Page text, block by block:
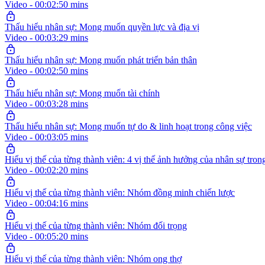
Video - 00:02:50 mins
Thấu hiểu nhân sự: Mong muốn quyền lực và địa vị
Video - 00:03:29 mins
Thấu hiểu nhân sự: Mong muốn phát triển bản thân
Video - 00:02:50 mins
Thấu hiểu nhân sự: Mong muốn tài chính
Video - 00:03:28 mins
Thấu hiểu nhân sự: Mong muốn tự do & linh hoạt trong công việc
Video - 00:03:05 mins
Hiểu vị thế của từng thành viên: 4 vị thế ảnh hưởng của nhân sự
Video - 00:02:20 mins
Hiểu vị thế của từng thành viên: Nhóm đồng minh chiến lược
Video - 00:04:16 mins
Hiểu vị thế của từng thành viên: Nhóm đối trọng
Video - 00:05:20 mins
Hiểu vị thế của từng thành viên: Nhóm ong thợ